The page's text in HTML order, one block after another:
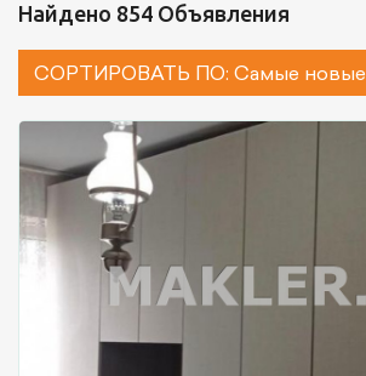
Найдено 854 Объявления
СОРТИРОВАТЬ ПО: Самые новые